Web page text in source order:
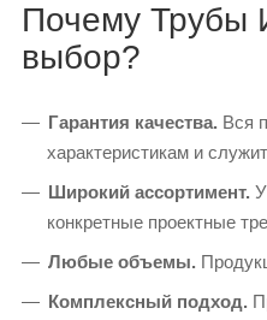
Почему Трубы
выбор?
Гарантия качества. Вся
характеристикам и
Широкий ассортимент.
конкретные проектные
Любые объемы.
Комплексный подход.